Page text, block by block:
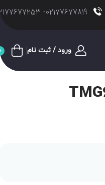
02177677819- 02177677253
ورود / ثبت نام